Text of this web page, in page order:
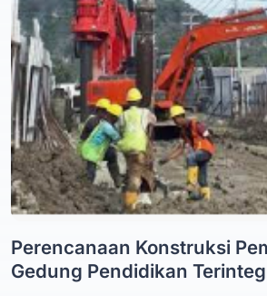
Perencanaan Konstruksi
Gedung Pendidikan